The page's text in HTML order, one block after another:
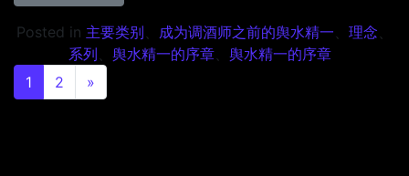
Posted in 主要类别、 成为调酒师之前的舆水精一、 理念、
系列、 舆水精一的序章、 舆水精一的序章
Posts navigation
1 2 »